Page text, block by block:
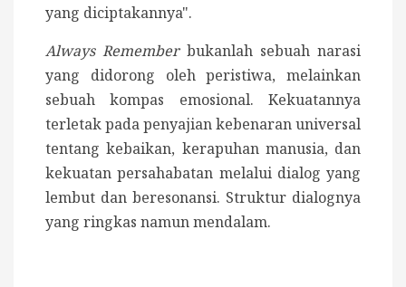
yang diciptakannya".
Always Rememberbukanlah sebuah narasi
yang didorong oleh peristiwa, melainkan
sebuah kompas emosional. Kekuatannya
terletak pada penyajian kebenaran universal
tentang kebaikan, kerapuhan manusia, dan
kekuatan persahabatan melalui dialog yang
lembut dan beresonansi. Struktur dialognya
yang ringkas namun mendalam.